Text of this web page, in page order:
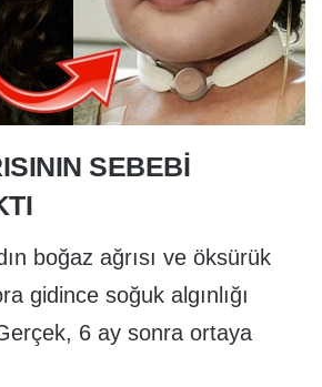
SEBEBİ
boğaz ağrısı ve öksürük
gidince soğuk algınlığı
6 ay sonra ortaya